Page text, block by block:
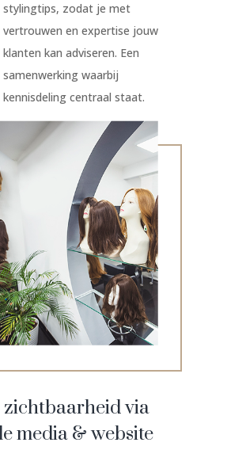
stylingtips, zodat je met
vertrouwen en expertise jouw
klanten kan adviseren. Een
samenwerking waarbij
kennisdeling centraal staat.
zichtbaarheid via
media & website